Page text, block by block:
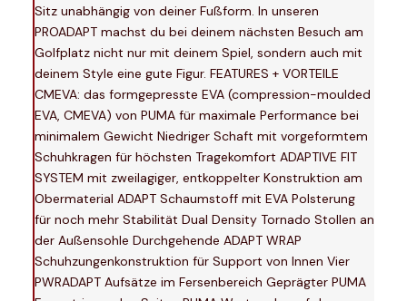
Sitz unabhängig von deiner Fußform. In unseren
PROADAPT machst du bei deinem nächsten Besuch am
Golfplatz nicht nur mit deinem Spiel, sondern auch mit
deinem Style eine gute Figur. FEATURES + VORTEILE
CMEVA: das formgepresste EVA (compression-moulded
EVA, CMEVA) von PUMA für maximale Performance bei
minimalem Gewicht Niedriger Schaft mit vorgeformtem
Schuhkragen für höchsten Tragekomfort ADAPTIVE FIT
SYSTEM mit zweilagiger, entkoppelter Konstruktion am
Obermaterial ADAPT Schaumstoff mit EVA Polsterung
für noch mehr Stabilität Dual Density Tornado Stollen an
der Außensohle Durchgehende ADAPT WRAP
Schuhzungenkonstruktion für Support von Innen Vier
PWRADAPT Aufsätze im Fersenbereich Geprägter PUMA